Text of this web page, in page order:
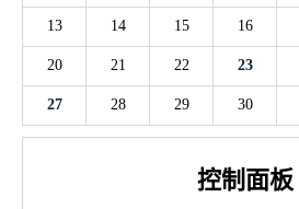
13 14 15 16
20 21 22 23
27 28 29 30
控制面板